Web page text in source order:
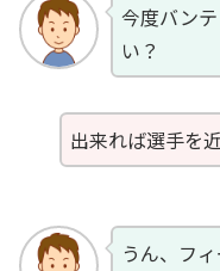
今度バン
い？
出来れば選手を
うん、フ